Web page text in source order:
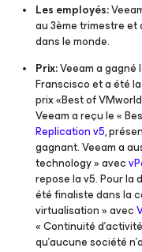
Les employés:
au 3ème trimestre
dans le monde.
Prix:Veeam a gagné
Franscisco et a été
prix «Best of
Veeam a reçu le «
Replication v5,
gagnant. Veeam a
technology » avec
repose la v5. Pour la
été finaliste dans la
virtualisation » avec
« Continuité
qu’aucune société